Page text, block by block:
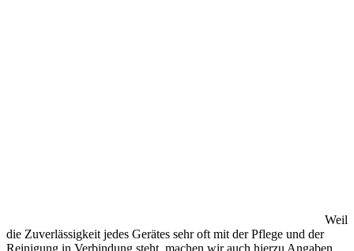
Weil
die Zuverlässigkeit jedes Gerätes sehr oft mit der Pflege und der
Reinigung in Verbindung steht, machen wir auch hierzu Angaben.